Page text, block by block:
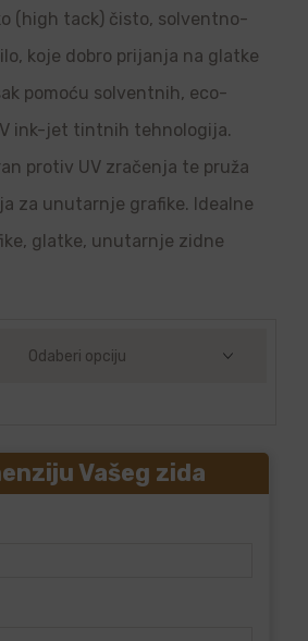
(high tack) čisto, solventno-
koje dobro prijanja na glatke
pomoću solventnih, eco-
ink-jet tintnih tehnologija.
protiv UV zračenja te pruža
za unutarnje grafike. Idealne
glatke, unutarnje zidne
Vašeg zida